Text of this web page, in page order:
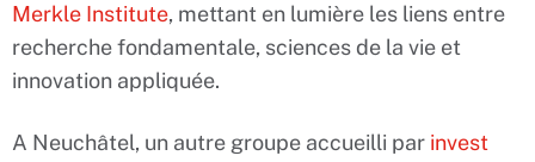
Merkle Institute, mettant en lumière les liens entre
recherche fondamentale, sciences de la vie et
innovation appliquée.
A Neuchâtel, un autre groupe accueilli par invest